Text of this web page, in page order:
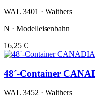
WAL 3401 · Walthers
N · Modelleisenbahn
16,25 €
48´-Container
WAL 3452 · Walthers